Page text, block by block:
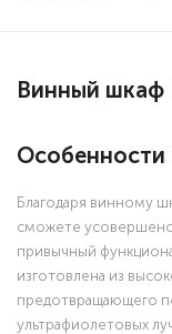
Винный шкаф
Особенности
Благодаря винному
сможете
привычный
изготовлена из
предотвращающего
ультрафиолетовых